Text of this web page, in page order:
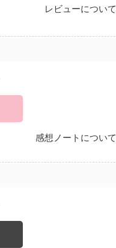
レビューについて
感想ノートについて